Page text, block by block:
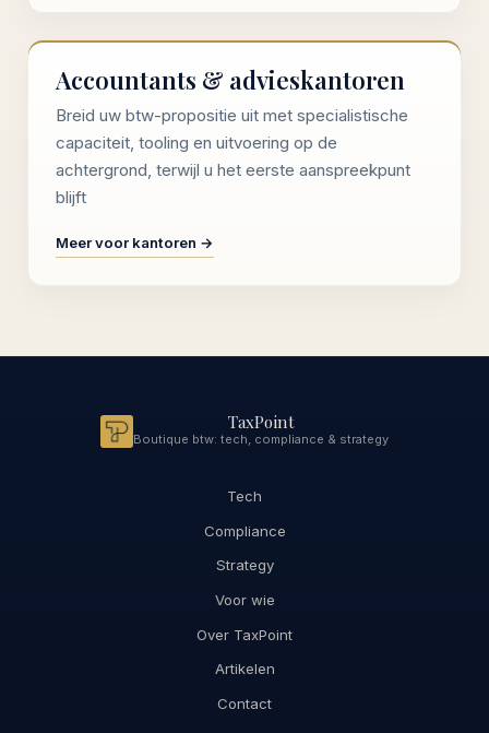
Accountants & advieskantoren
Breid uw btw-propositie uit met specialistische
capaciteit, tooling en uitvoering op de
achtergrond, terwijl u het eerste aanspreekpunt
blijft
Meer voor kantoren →
TaxPoint
Boutique btw: tech, compliance & strategy
Tech
Compliance
Strategy
Voor wie
Over TaxPoint
Artikelen
Contact